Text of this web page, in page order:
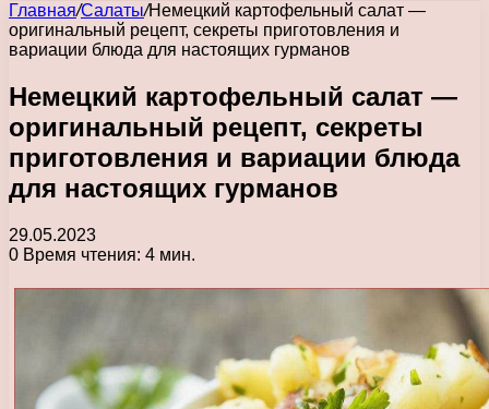
Главная/Салаты/Немецкий картофельный салат —
оригинальный рецепт, секреты приготовления и
вариации блюда для настоящих гурманов
Немецкий картофельный салат —
оригинальный рецепт, секреты
приготовления и вариации блюда
для настоящих гурманов
29.05.2023
0 Время чтения: 4 мин.